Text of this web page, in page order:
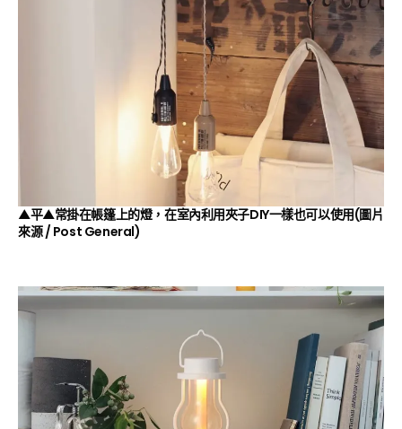
▲平▲常掛在帳篷上的燈，在室內利用夾子DIY一樣也可以使用(圖片
來源 / Post General)